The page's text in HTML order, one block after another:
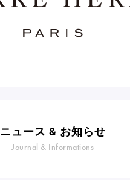
ニュース & お知らせ
Journal & Informations